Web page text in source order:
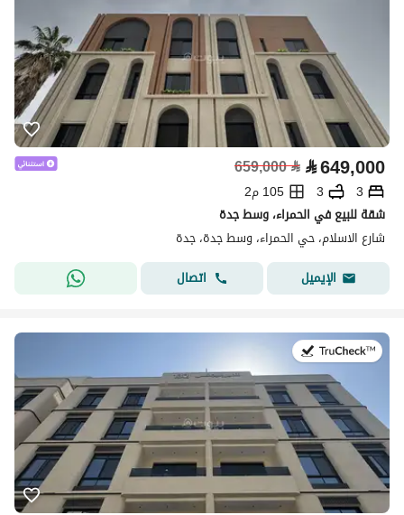
⃁649,000
⃁
659,000
3
3
105 م2
شقة للبيع في الحمراء، وسط جدة
شارع الاسلام، حي الحمراء، وسط جدة، جدة
الإيميل
اتصال